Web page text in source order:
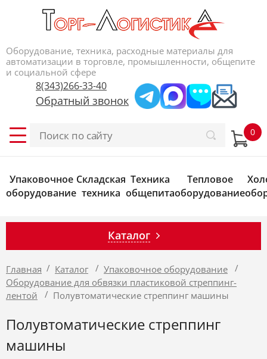
Оборудование, техника, расходные материалы для
автоматизации в торговле, промышленности, общепите
и социальной сфере
8(343)266-33-40
Обратный звонок
Упаковочное
оборудование
Складская
техника
Техника
общепита
Тепловое
оборудование
Каталог
Главная / Каталог / Упаковочное оборудование /
Оборудование для обвязки пластиковой стреппинг-
лентой
/ Полувтоматические стреппинг машины
Полувтоматические стреппинг
машины